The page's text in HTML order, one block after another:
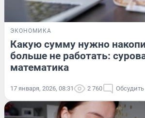
ЭКОНОМИКА
Какую сумму нужно
больше не работать:
математика
17 января, 2026, 08:31 2 760 Обсудить